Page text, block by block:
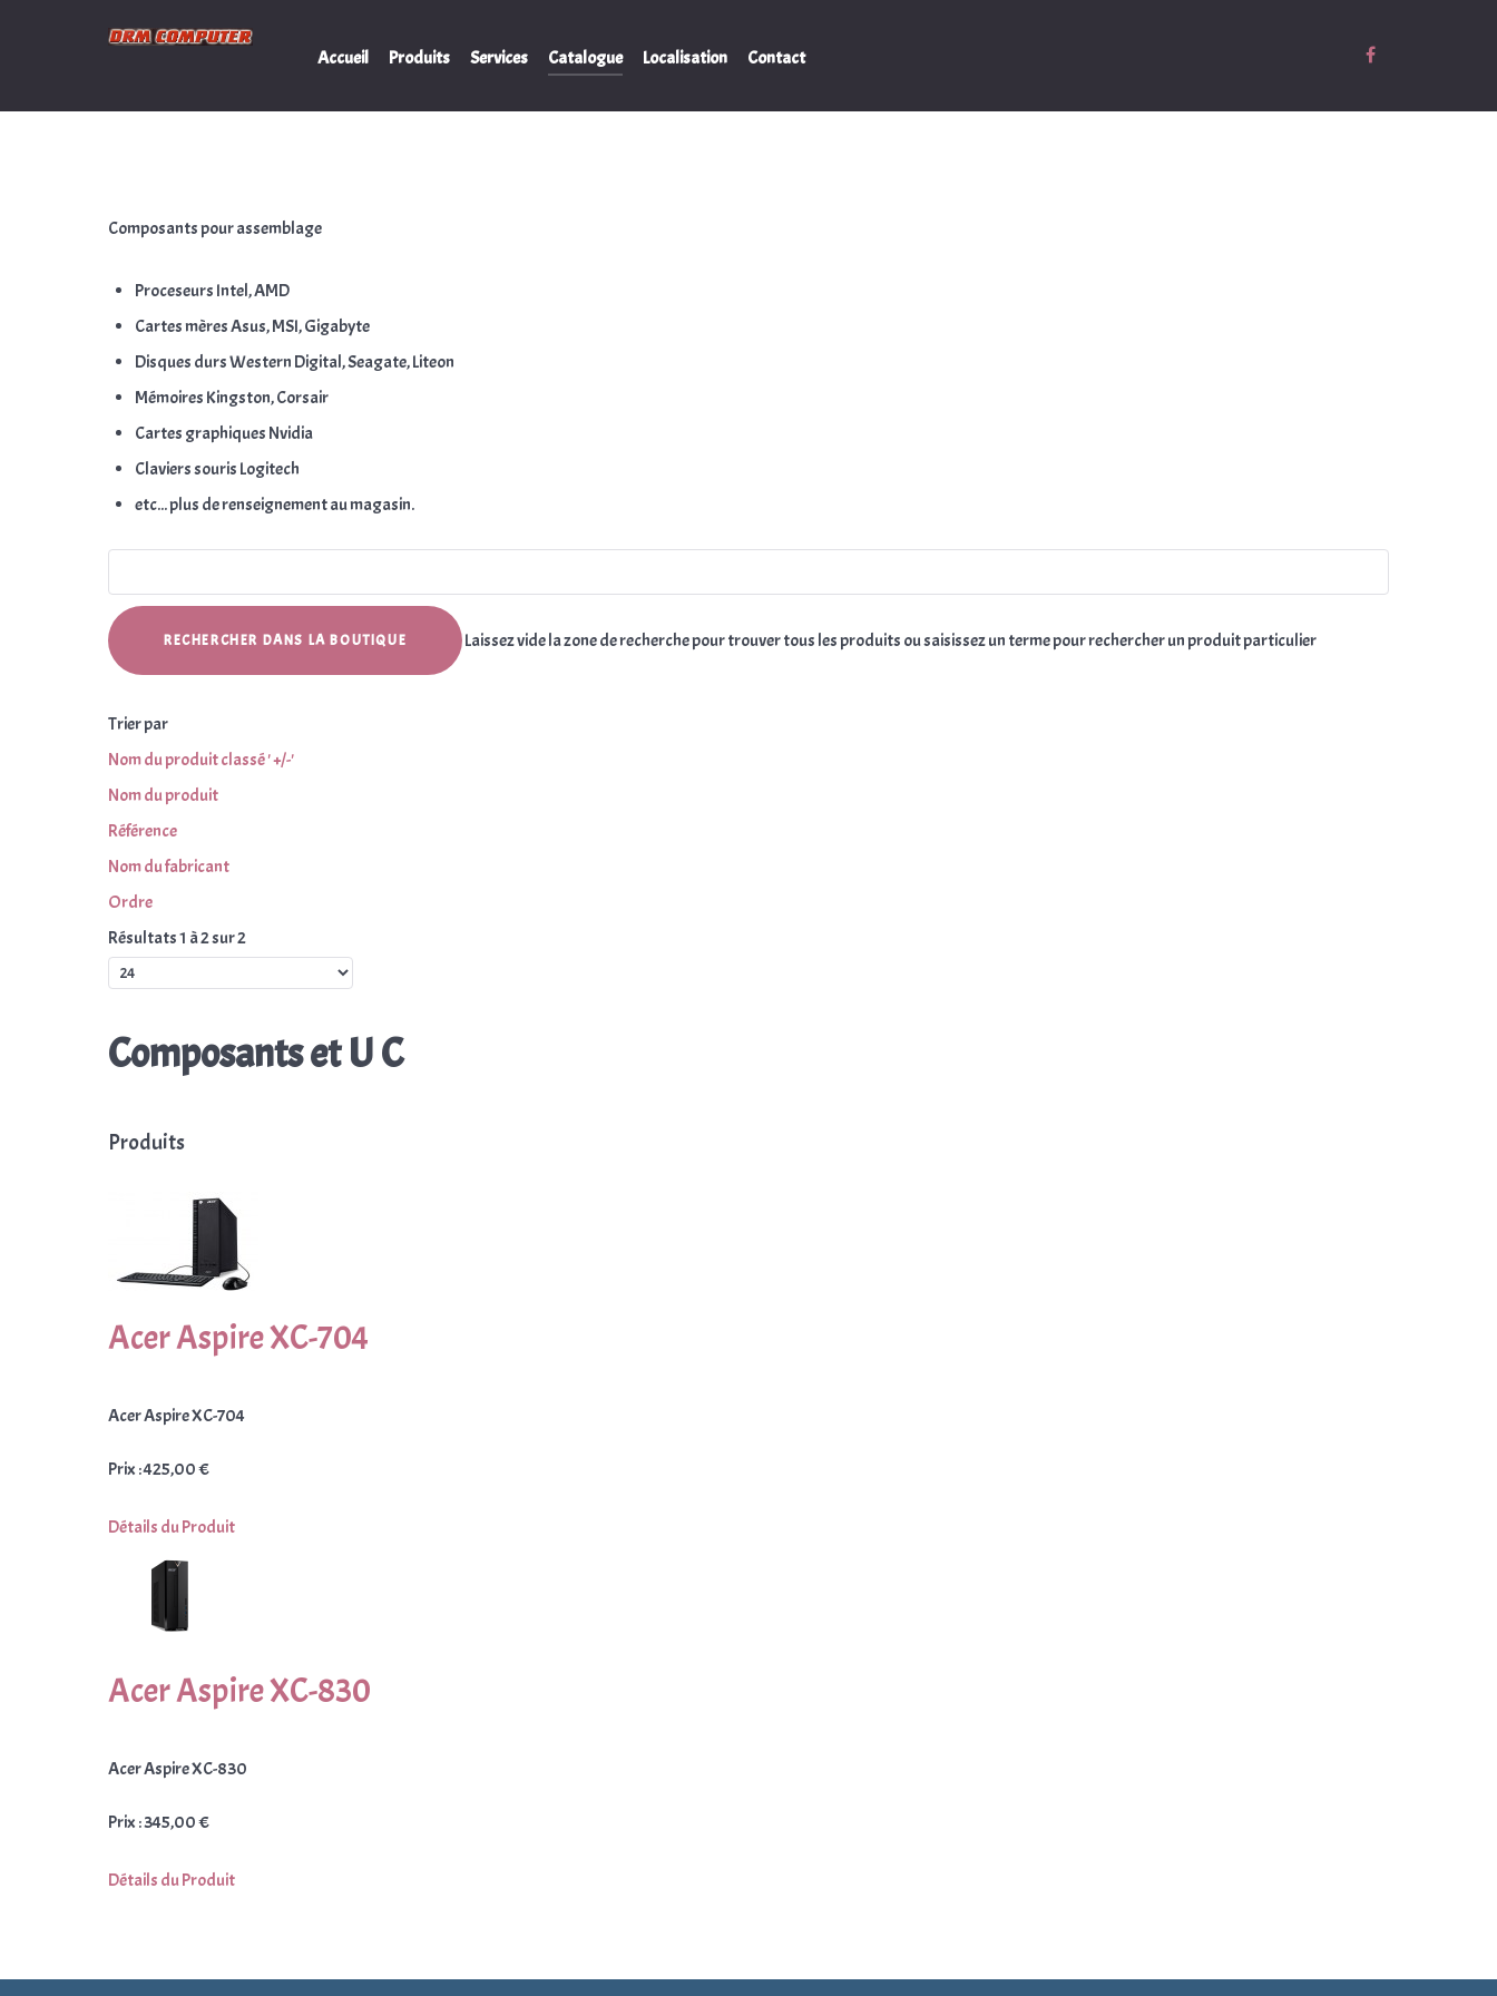
Accueil Produits Services Catalogue Localisation Contact
Composants pour assemblage
Proceseurs Intel, AMD
Cartes mères Asus, MSI, Gigabyte
Disques durs Western Digital, Seagate, Liteon
Mémoires Kingston, Corsair
Cartes graphiques Nvidia
Claviers souris Logitech
etc... plus de renseignement au magasin.
Laissez vide la zone de recherche pour trouver tous les produits ou saisissez un terme pour rechercher un produit particulier
Trier par
Nom du produit classé ' +/-'
Nom du produit
Référence
Nom du fabricant
Ordre
Résultats 1 à 2 sur 2
Composants et U C
Produits
Acer Aspire XC-704
Acer Aspire XC-704
Prix :425,00 €
Détails du Produit
Acer Aspire XC-830
Acer Aspire XC-830
Prix :345,00 €
Détails du Produit